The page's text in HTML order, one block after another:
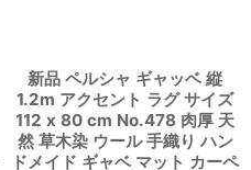
新品 ペルシャ ギャッベ 縦
1.2m アクセント ラグ サイズ
112 x 80 cm No.478 肉厚 天
然 草木染 ウール 手織り ハン
ドメイド ギャベ マット カーペ